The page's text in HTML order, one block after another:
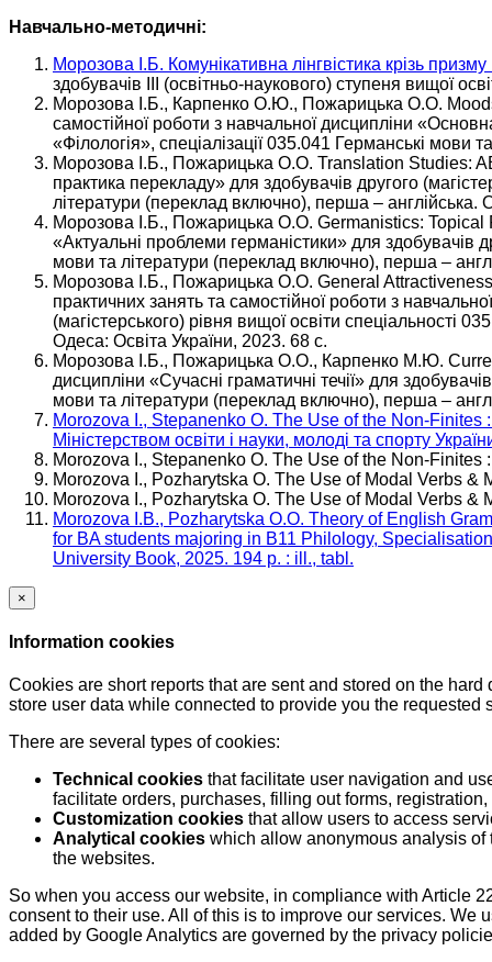
Навчально-методичні:
Морозова І.Б. Комунікативна лінгвістика крізь призму
здобувачів ІІІ (освітньо-наукового) ступеня вищої
Морозова І.Б., Карпенко О.Ю., Пожарицька О.О.
самостійної роботи з навчальної дисципліни
«Філологія», спеціалізації 035.041 Германські
Морозова І.Б., Пожарицька О.О. Translation Studies:
практика перекладу» для здобувачів другого
літератури (переклад включно), перша – англійська.
Морозова І.Б., Пожарицька О.О. Germanistics: Topical
«Актуальні проблеми германістики» для здобувачів
мови та літератури (переклад включно), перша –
Морозова І.Б., Пожарицька О.О. General
практичних занять та самостійної роботи з
(магістерського) рівня вищої освіти спеціальності
Одеса: Освіта України, 2023. 68 с.
Морозова І.Б., Пожарицька О.О., Карпенко М.Ю. Сurrent
дисципліни «Сучасні граматичні течії» для
мови та літератури (переклад включно), перша –
Morozova I., Stepanenko O. The Use of the Non-Finites
Міністерством освіти і науки, молоді та спорту
Morozova I., Stepanenko O. The Use of the Non-Finites :
Morozova I., Pozharytska O. The Use of Modal Verbs &
Morozova I., Pozharytska O. The Use of Modal Verbs &
Morozova I.B., Pozharytska O.O. Theory of English
for BA students majoring in B11 Philology,
University Book, 2025. 194 p. : ill., tabl.
×
Information cookies
Cookies are short reports that are sent and stored on the
store user data while connected to provide you the
There are several types of cookies:
Technical cookies that facilitate user navigation and
facilitate orders, purchases, filling out forms,
Customization cookies that allow users to access
Analytical cookies which allow anonymous analysis
the websites.
So when you access our website, in compliance with Article
consent to their use. All of this is to improve our services.
added by Google Analytics are governed by the privacy